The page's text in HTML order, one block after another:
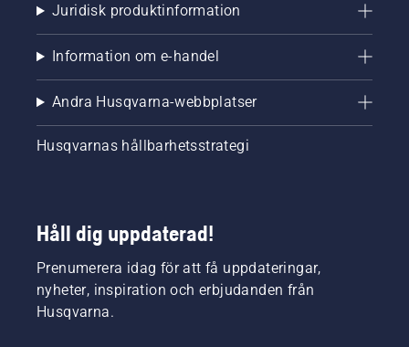
Juridisk produktinformation
Information om e-handel
Andra Husqvarna-webbplatser
Husqvarnas hållbarhetsstrategi
Håll dig uppdaterad!
Prenumerera idag för att få uppdateringar,
nyheter, inspiration och erbjudanden från
Husqvarna.